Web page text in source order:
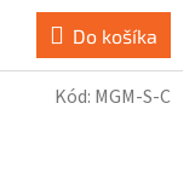
Do košíka
Kód: MGM-S-C